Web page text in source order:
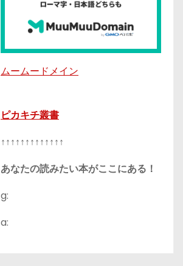
ムームードメイン
ピカキチ叢書
↑↑↑↑↑↑↑↑↑↑↑↑↑
あなたの読みたい本がここにある！
g:
a: